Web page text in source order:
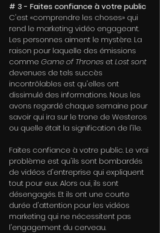
# 3 - Faites confiance à votre public
C'est «comprendre les choses» qui
rend le marketing vidéo engageant.
Les personnes aiment le mystère. La
raison pour laquelle des émissions
comme Game of Thrones et Lost sont
devenues de tels succès
incontrôlables est qu'elles ont
dissimulé des informations. Nous les
avons regardé chaque semaine pour
savoir qui ira sur le trone de Westeros
ou quelle était la signification de l'île.
Faites confiance à votre public. Le vrai
problème est qu'ils sont bombardés
de vidéos d'entreprise qui expliquent
tout pour eux. Alors oui, ils sont
désengagés. Et ils ont une courte
durée d'attention pour les vidéos
marketing qui ne nécessitent pas
l'engagement du cerveau.